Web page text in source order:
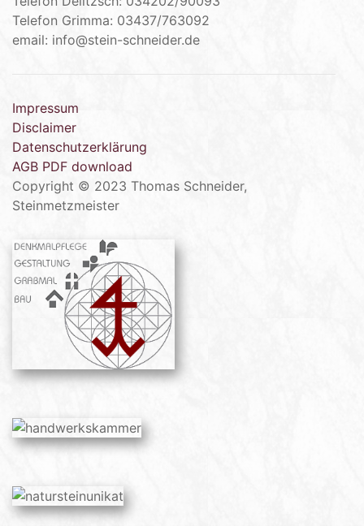
Telefon Grimma: 03437/763092
email: info@stein-schneider.de
Impressum
Disclaimer
Datenschutzerklärung
AGB PDF download
Copyright © 2023 Thomas Schneider,
Steinmetzmeister